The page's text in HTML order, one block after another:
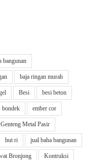
bangunan
baja ringan murah
Besi besi beton
bondek ember cor
Genteng Metal Pasir
hut ri jual baha bangunan
Bronjong Kontruksi